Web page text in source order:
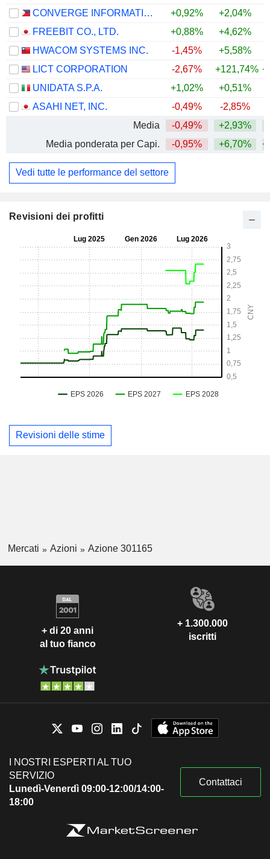
CONVERGE INFORMATION AND COMMUNICATIONS TECHNOLOGY SOLUTIONS, INC.
+0,92% +2,04%
FREEBIT CO., LTD.
+0,88% +4,62%
HWACOM SYSTEMS INC.
-1,45% +5,58%
LICT CORPORATION
-2,67% +121,74%
UNIDATA S.P.A.
+1,02% +0,51%
ASAHI NET, INC.
-0,49% -2,85%
Media
-0,49% +2,93%
Media ponderata per Capi.
-0,95% +6,70%
Vedi tutte le performance del settore
Revisioni dei profitti
Revisioni delle stime
Mercati Azioni Azione 301165
+ di 20 anni
al tuo fianco
+ 1.300.000
iscritti
I NOSTRI ESPERTI AL TUO
SERVIZIO
Lunedì-Venerdì 09:00-12:00/14:00-
18:00
Contattaci